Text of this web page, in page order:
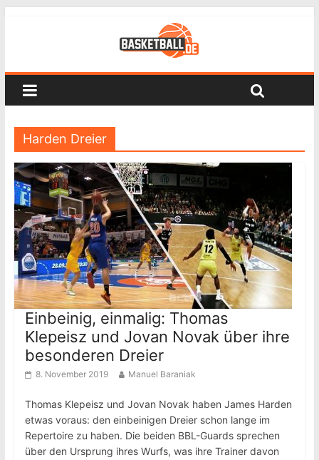
Harden Dreier
Einbeinig, einmalig: Thomas
Klepeisz und Jovan Novak über ihre
besonderen Dreier
8. November 2019 Manuel Baraniak
Thomas Klepeisz und Jovan Novak haben James Harden
etwas voraus: den einbeinigen Dreier schon lange im
Repertoire zu haben. Die beiden BBL-Guards sprechen
über den Ursprung ihres Wurfs, was ihre Trainer davon